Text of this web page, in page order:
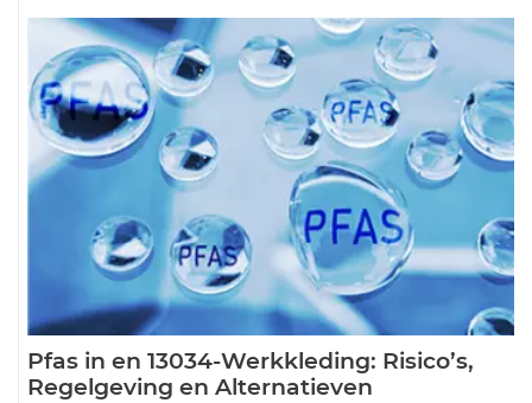
Pfas in en 13034-Werkkleding: Risico’s,
Regelgeving en Alternatieven